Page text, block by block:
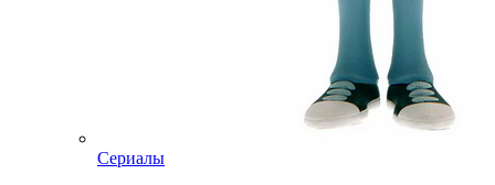
Сериалы